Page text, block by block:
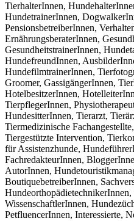
TierhalterInnen,
HundetrainerInnen,
PensionsbetreiberInnen,
ErnährungsberaterInnen,
GesundheitstrainerInnen,
HundefreundInnen,
HundefilmtrainerInnen,
Groomer, GassigängerInnen,
HotelbesitzerInnen,
TierpflegerInnen,
HundesitterInnen, Tierarzt,
Tiermedizinische
Tiergestützte Intervention,
für Assistenzhunde,
FachredakteurInnen,
AutorInnen,
BoutiquebetreiberInnen,
HundeorthopädietechnikerInnen,
WissenschaftlerInnen,
PetfluencerInnen, Interessierte,